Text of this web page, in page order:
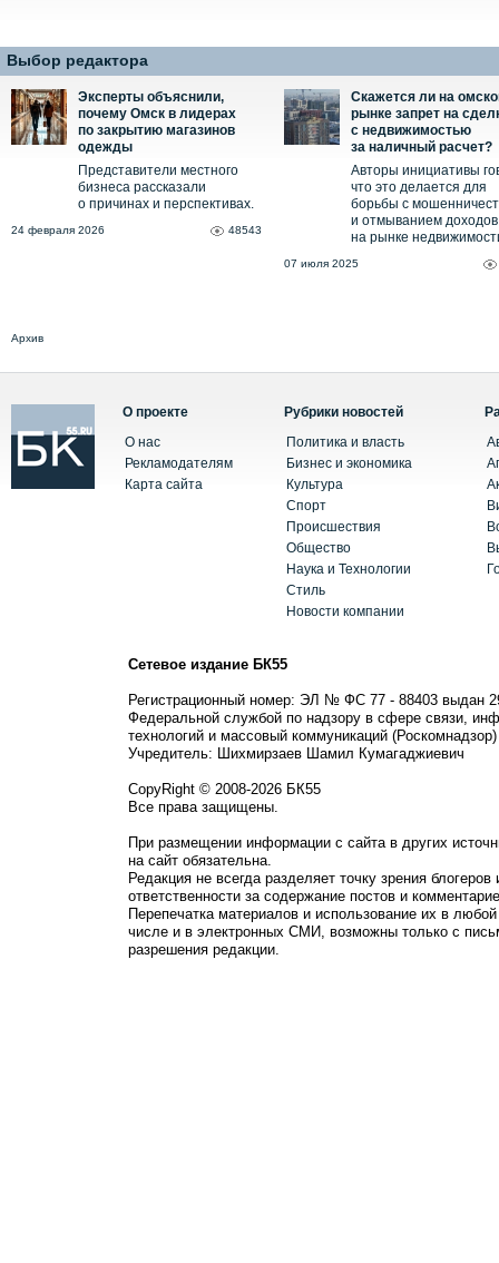
Выбор редактора
Эксперты объяснили,
почему Омск в лидерах
по закрытию магазинов
одежды
Представители местного
бизнеса рассказали
о причинах и перспективах.
24 февраля 2026 48543
Скажется ли на
рынке запрет на
с недвижимостью
за наличный расчет?
Авторы инициативы
что это делается для
борьбы с
и отмыванием доходов
на рынке
07 июля 2025
Архив
О проекте
О нас
Рекламодателям
Карта сайта
Рубрики новостей
Политика и власть
Бизнес и экономика
Культура
Спорт
Происшествия
Общество
Наука и Технологии
Стиль
Новости компании
Сетевое издание БК55
Регистрационный номер: ЭЛ № ФС 77 - 88403 выдан
Федеральной службой по надзору в сфере связи,
технологий и массовый коммуникаций (Роскомнадзор)
Учредитель: Шихмирзаев Шамил Кумагаджиевич
CopyRight © 2008-2026 БК55
Все права защищены.
При размещении информации с сайта в других
на сайт обязательна.
Редакция не всегда разделяет точку зрения блогеров
ответственности за содержание постов и
Перепечатка материалов и использование их в
числе и в электронных СМИ, возможны только с
разрешения редакции.